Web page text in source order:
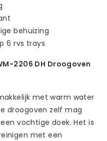
behuizing
6 rvs trays
2206 DH Droogoven
met warm water
droogoven zelf mag
vochtige doek. Het is
met een